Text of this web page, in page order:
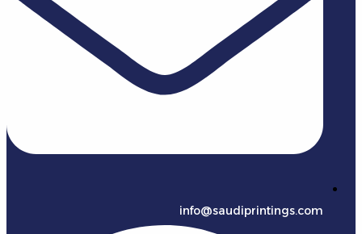
info@saudiprintings.com